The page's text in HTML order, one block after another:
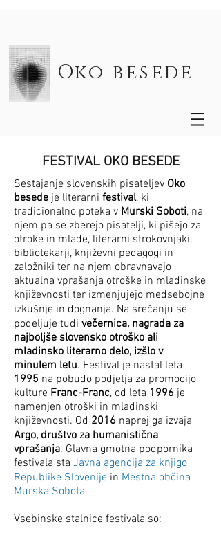
Oko besede
FESTIVAL OKO BESEDE
Sestajanje slovenskih pisateljev Oko
besede je literarni festival, ki
tradicionalno poteka v Murski Soboti, na
njem pa se zberejo pisatelji, ki pišejo za
otroke in mlade, literarni strokovnjaki,
bibliotekarji, književni pedagogi in
založniki ter na njem obravnavajo
aktualna vprašanja otroške in mladinske
književnosti ter izmenjujejo medsebojne
izkušnje in dognanja. Na srečanju se
podeljuje tudi večernica, nagrada za
najboljše slovensko otroško ali
mladinsko literarno delo, izšlo v
minulem letu. Festival je nastal leta
1995 na pobudo podjetja za promocijo
kulture Franc-Franc, od leta 1996 je
namenjen otroški in mladinski
književnosti. Od 2016 naprej ga izvaja
Argo, društvo za humanistična
vprašanja. Glavna gmotna podpornika
festivala sta Javna agencija za knjigo
Republike Slovenije in Mestna občina
Murska Sobota.
Vsebinske stalnice festivala so: